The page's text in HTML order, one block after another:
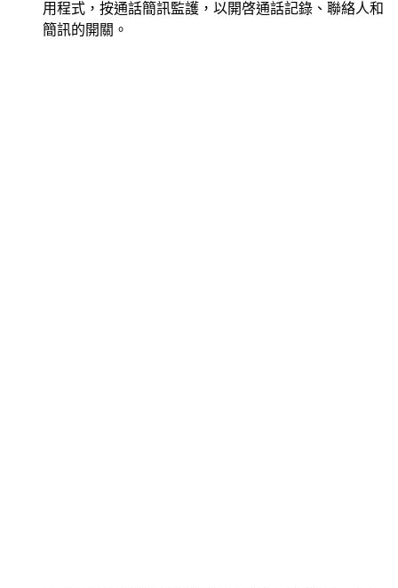
用程式，按通話簡訊監護，以開啓通話記錄、聯絡人和
簡訊的開關。